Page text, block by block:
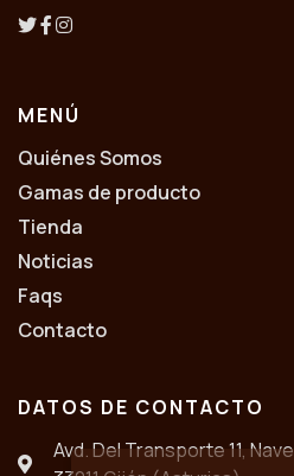
MENÚ
Quiénes Somos
Gamas de producto
Tienda
Noticias
Faqs
Contacto
DATOS DE CONTACTO
Avd. Del Transporte 11,